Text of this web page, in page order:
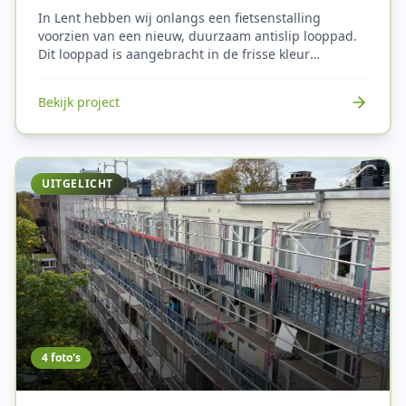
In Lent hebben wij onlangs een fietsenstalling
voorzien van een nieuw, duurzaam antislip looppad.
Dit looppad is aangebracht in de frisse kleur
aanbrengen van antislip draagt in belangrijke mate
gladheid kunnen zorgen, biedt een antislip afwerking
extra grip en voorkomt het valpartijen.
Bekijk project
UITGELICHT
4foto's